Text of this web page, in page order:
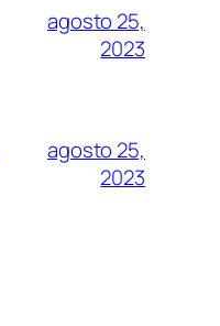
agosto 25,
2023
agosto 25,
2023